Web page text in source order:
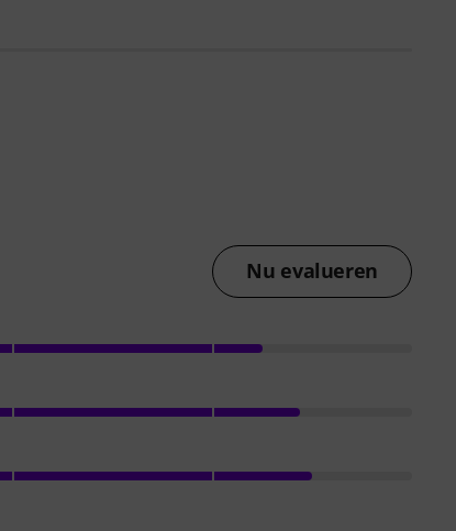
Nu evalueren